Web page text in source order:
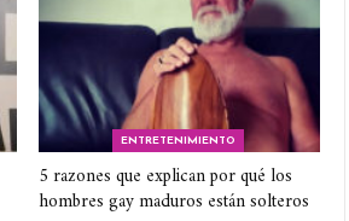
ENTRETENIMIENTO
5 razones que explican por qué los
hombres gay maduros están solteros